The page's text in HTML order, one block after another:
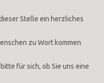
Stelle ein herzliches
zu Wort kommen
für sich, ob Sie uns eine